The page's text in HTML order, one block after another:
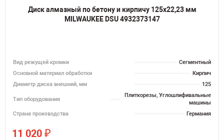
Диск алмазный по бетону и кирпичу 125х22,23 мм
MILWAUKEE DSU 4932373147
Вид режущей кромки
Сегментный
Основной материал обработки
Кирпич
Диаметр диска внешний, мм
125
Тип оборудования
Плиткорезы, Углошлифивальные
машины
Страна производства
Германия
11 020 ₽